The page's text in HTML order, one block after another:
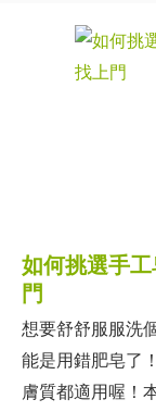
如何挑選手
門
想要舒舒服服洗
能是用錯肥皂了
膚質都適用喔！